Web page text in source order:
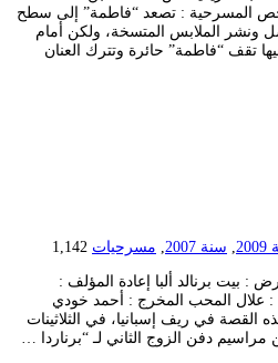
المسرحية : تصعد “فاطمة” إلى سطح
ونشر الملابس المتسخة، ولكن أمام
تقف “فاطمة” حائرة وتترك العنان
, سنة 2007 , مسرحيات 1,142
2007 عنوان العرض : بيت برنالد ألبا إعادة المؤلف :
: علال المحب المخرج : أحمد خودي
في ريف إسبانيا، في الثلاثينات
مراسيم دفن الزوج الثاني لـ “برناردا …